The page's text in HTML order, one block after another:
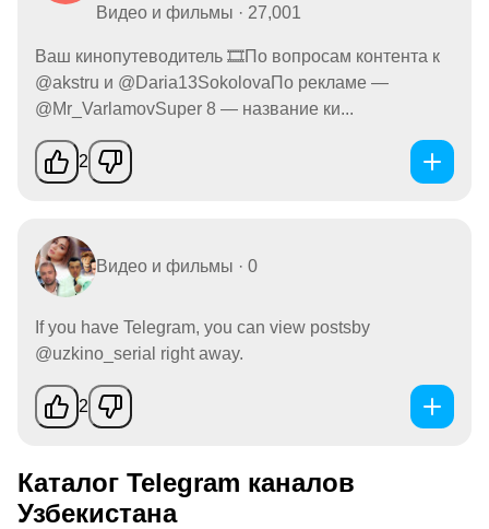
Видео и фильмы · 27,001
Ваш кинопутеводитель 🎞По вопросам контента к
@akstru и @Daria13SokolovaПо рекламе —
@Mr_VarlamovSuper 8 — название ки...
2
Видео и фильмы · 0
If you have Telegram, you can view postsby
@uzkino_serial right away.
2
Каталог Telegram каналов
Узбекистана